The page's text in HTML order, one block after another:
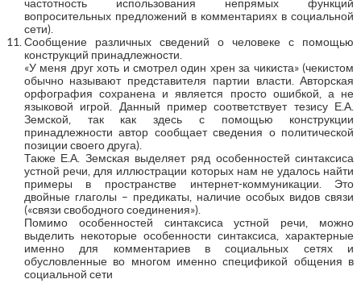
частотность использования непрямых функций
вопросительных предложений в комментариях в социальной
сети).
Сообщение различных сведений о человеке с помощью
конструкций принадлежности.
«У меня друг хоть и смотрел один хрен за чикиста» (чекистом
обычно называют представителя партии власти. Авторская
орфография сохранена и является просто ошибкой, а не
языковой игрой. Данный пример соответствует тезису Е.А.
Земской, так как здесь с помощью конструкции
принадлежности автор сообщает сведения о политической
позиции своего друга).
Также Е.А. Земская выделяет ряд особенностей синтаксиса
устной речи, для иллюстрации которых нам не удалось найти
примеры в пространстве интернет-коммуникации. Это
двойные глаголы – предикаты, наличие особых видов связи
(«связи свободного соединения»).
Помимо особенностей синтаксиса устной речи, можно
выделить некоторые особенности синтаксиса, характерные
именно для комментариев в социальных сетях и
обусловленные во многом именно спецификой общения в
социальной сети